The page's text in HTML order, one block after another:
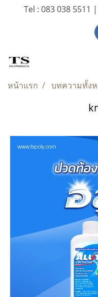
Tel : 083 038 5511
หน้าแรก บทความทั้ง